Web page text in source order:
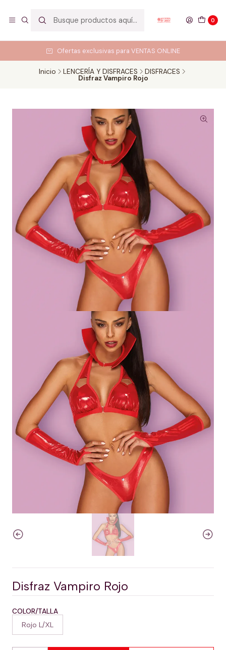
0
Ofertas exclusivas para VENTAS ONLINE
Inicio LENCERÍA Y DISFRACES DISFRACES
Disfraz Vampiro Rojo
Disfraz Vampiro Rojo
COLOR/TALLA
Rojo L/XL